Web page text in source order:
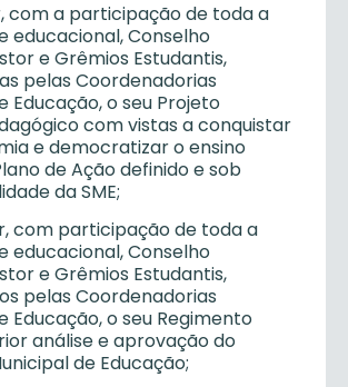
com a participação de toda a
educacional, Conselho
e Grêmios Estudantis,
pelas Coordenadorias
Educação, o seu Projeto
com vistas a conquistar
e democratizar o ensino
de Ação definido e sob
da SME;
com participação de toda a
educacional, Conselho
e Grêmios Estudantis,
pelas Coordenadorias
Educação, o seu Regimento
análise e aprovação do
de Educação;